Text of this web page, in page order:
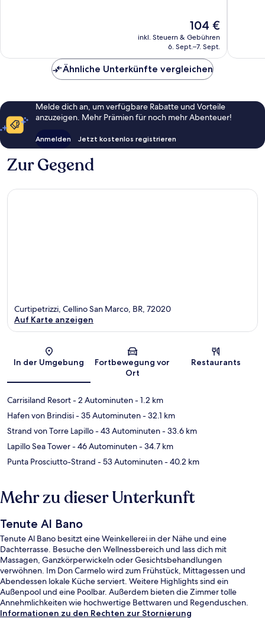
Der
Preis
beträgt
104 €
inkl. Steuern & Gebühren
6. Sept.–7. Sept.
Ähnliche Unterkünfte vergleichen
Melde dich an, um verfügbare Rabatte und Vorteile
anzuzeigen. Mehr Prämien für noch mehr Abenteuer!
Anmelden Jetzt kostenlos registrieren
Zur Gegend
Karte
Curtipetrizzi, Cellino San Marco, BR, 72020
Auf Karte anzeigen
In der Umgebung
Fortbewegung vor
Ort
Restaurants
Carrisiland Resort- 2 Autominuten- 1.2 km
Hafen von Brindisi- 35 Autominuten- 32.1 km
Strand von Torre Lapillo- 43 Autominuten- 33.6 km
Lapillo Sea Tower- 46 Autominuten- 34.7 km
Punta Prosciutto-Strand - 53 Autominuten- 40.2 km
Mehr zu dieser Unterkunft
Tenute Al Bano
Tenute Al Bano besitzt eine Weinkellerei in der Nähe und eine
Dachterrasse. Besuche den Wellnessbereich und lass dich mit
Massagen, Ganzkörperwickeln oder Gesichtsbehandlungen
verwöhnen. Im Don Carmelo wird zum Frühstück, Mittagessen und
Abendessen lokale Küche serviert. Weitere Highlights sind ein
Außenpool und eine Poolbar. Außerdem bieten die Zimmer tolle
Annehmlichkeiten wie hochwertige Bettwaren und Regenduschen.
Informationen zu den Rechten zur Stornierung